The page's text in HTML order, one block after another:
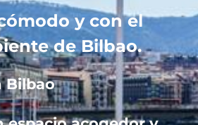
y con el
de Bilbao.
Bilbao